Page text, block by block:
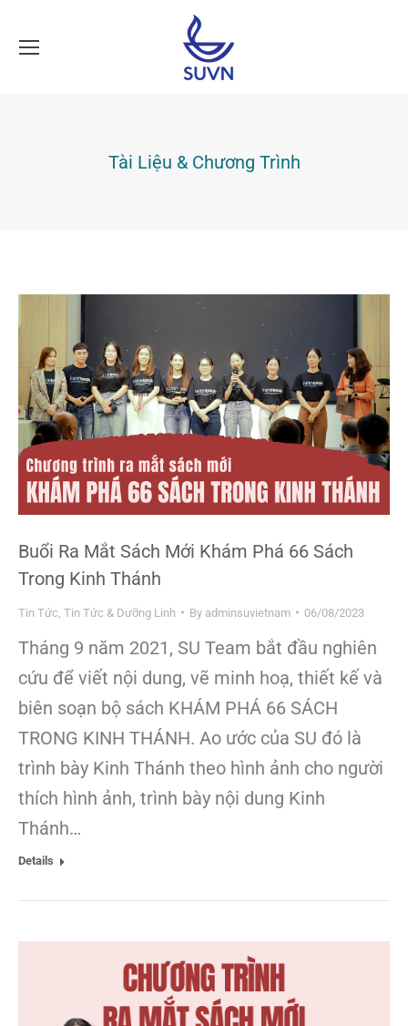
Tài Liệu & Chương Trình
Buổi Ra Mắt Sách Mới Khám Phá 66 Sách
Trong Kinh Thánh
Tin Tức Tin Tức & Dưỡng Linh By adminsuvietnam 06/08/2023
Tháng 9 năm 2021, SU Team bắt đầu nghiên
cứu để viết nội dung, vẽ minh hoạ, thiết kế và
biên soạn bộ sách KHÁM PHÁ 66 SÁCH
TRONG KINH THÁNH. Ao ước của SU đó là
trình bày Kinh Thánh theo hình ảnh cho người
thích hình ảnh, trình bày nội dung Kinh
Thánh…
Details